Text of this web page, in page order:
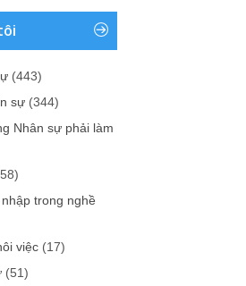
(443)
sự (344)
Nhân sự phải làm
trong nghề
việc (17)
(51)